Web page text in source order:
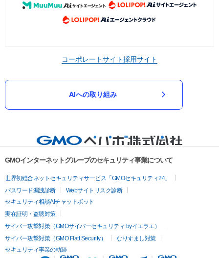
コーポレートサイト採用サイト
AIへの取り組み
GMOインターネットグループのセキュリティ事業について
世界初総合ネットセキュリティサービス「GMOセキュリティ24」
パスワード漏洩診断
Webサイトリスク診断
セキュリティ相談AIチャットボット
実在証明・盗聴対策
サイバー攻撃対策（GMOサイバーセキュリティ byイエラエ）
サイバー攻撃対策（GMO Flatt Security）
なりすまし対策
セキュリティ事業の軌跡